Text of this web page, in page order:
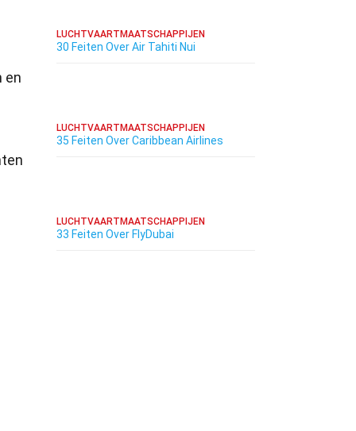
en
LUCHTVAARTMAATSCHAPPIJEN
30 Feiten Over Air Tahiti Nui
LUCHTVAARTMAATSCHAPPIJEN
35 Feiten Over Caribbean Airlines
LUCHTVAARTMAATSCHAPPIJEN
33 Feiten Over FlyDubai